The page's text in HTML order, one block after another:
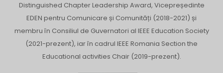
Distinguished Chapter Leadership Award, Vicepreședinte
EDEN pentru Comunicare și Comunități (2018-2021) și
membru în Consiliul de Guvernatori al IEEE Education Society
(2021-prezent), iar în cadrul IEEE Romania Section the
Educational activities Chair (2019-prezent).